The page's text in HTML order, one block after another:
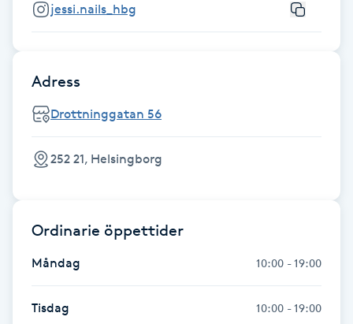
Frekvensterapi
Friskvårdsmassage
Frisör
Funktionsanalys
Föning
jessi.nails_hbg
Adress
Drottninggatan 56
252 21, Helsingborg
Ordinarie öppettider
Måndag 10:00 - 19:00
Tisdag 10:00 - 19:00